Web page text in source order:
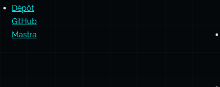
Dépôt
GitHub
Mastra